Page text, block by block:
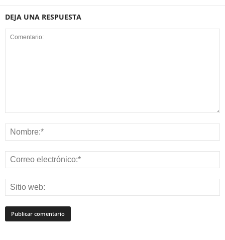
DEJA UNA RESPUESTA